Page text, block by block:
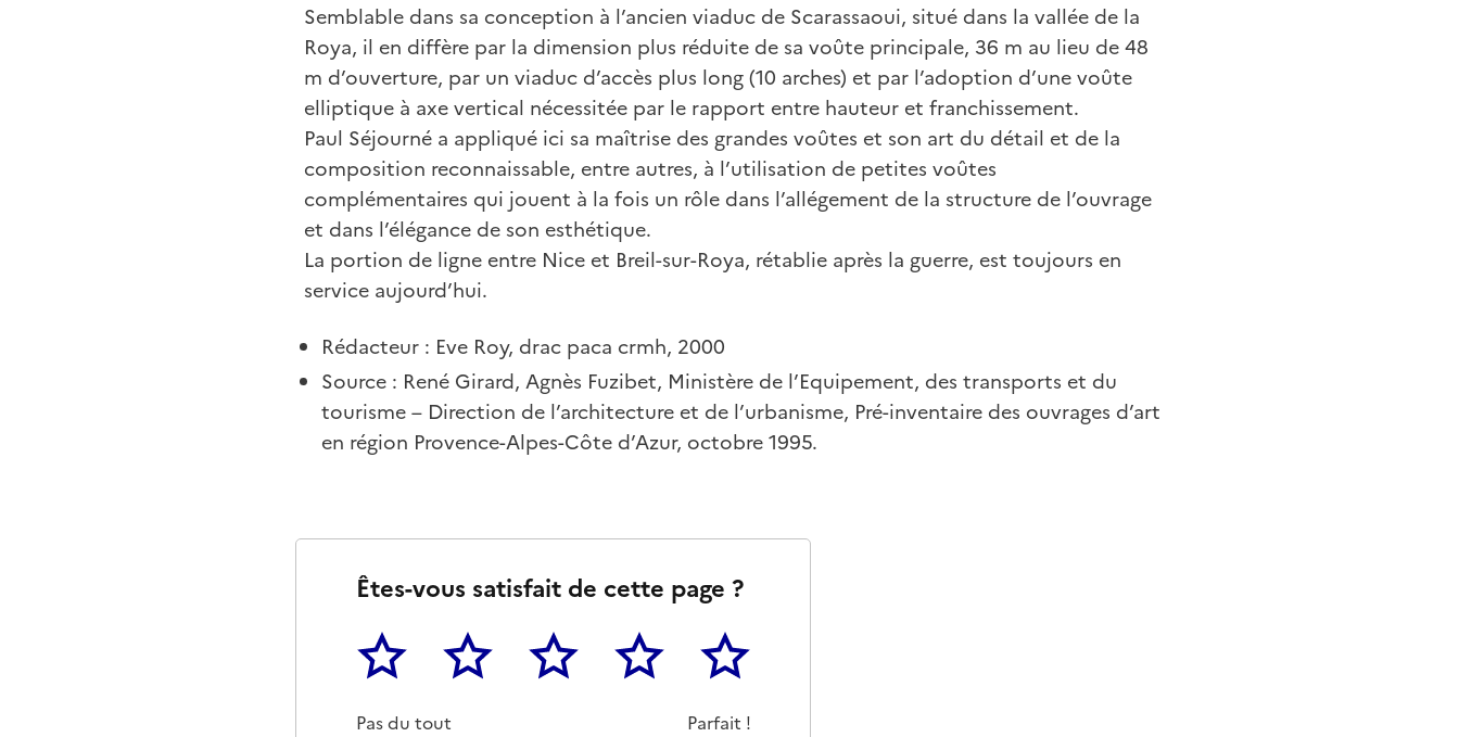
Semblable dans sa conception à l’ancien viaduc de Scarassaoui, situé dans la vallée de la
Roya, il en diffère par la dimension plus réduite de sa voûte principale, 36 m au lieu de 48
m d’ouverture, par un viaduc d’accès plus long (10 arches) et par l’adoption d’une voûte
elliptique à axe vertical nécessitée par le rapport entre hauteur et franchissement.
Paul Séjourné a appliqué ici sa maîtrise des grandes voûtes et son art du détail et de la
composition reconnaissable, entre autres, à l’utilisation de petites voûtes
complémentaires qui jouent à la fois un rôle dans l’allégement de la structure de l’ouvrage
et dans l’élégance de son esthétique.
La portion de ligne entre Nice et Breil-sur-Roya, rétablie après la guerre, est toujours en
service aujourd’hui.
Rédacteur : Eve Roy, drac paca crmh, 2000
Source : René Girard, Agnès Fuzibet, Ministère de l’Equipement, des transports et du
tourisme – Direction de l’architecture et de l’urbanisme, Pré-inventaire des ouvrages d’art
en région Provence-Alpes-Côte d’Azur, octobre 1995.
Êtes-vous satisfait de cette page ?
1
Pas du tout
2 3 4 5
Parfait !